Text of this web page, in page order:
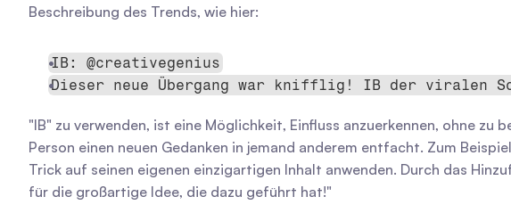
Beschreibung des Trends, wie hier:
IB: @creativegenius
Dieser neue Übergang war knifflig! IB der viralen
"IB" zu verwenden, ist eine Möglichkeit, Einfluss anzuerkennen, ohne
Person einen neuen Gedanken in jemand anderem entfacht. Zum
Trick auf seinen eigenen einzigartigen Inhalt anwenden. Durch das
für die großartige Idee, die dazu geführt hat!"